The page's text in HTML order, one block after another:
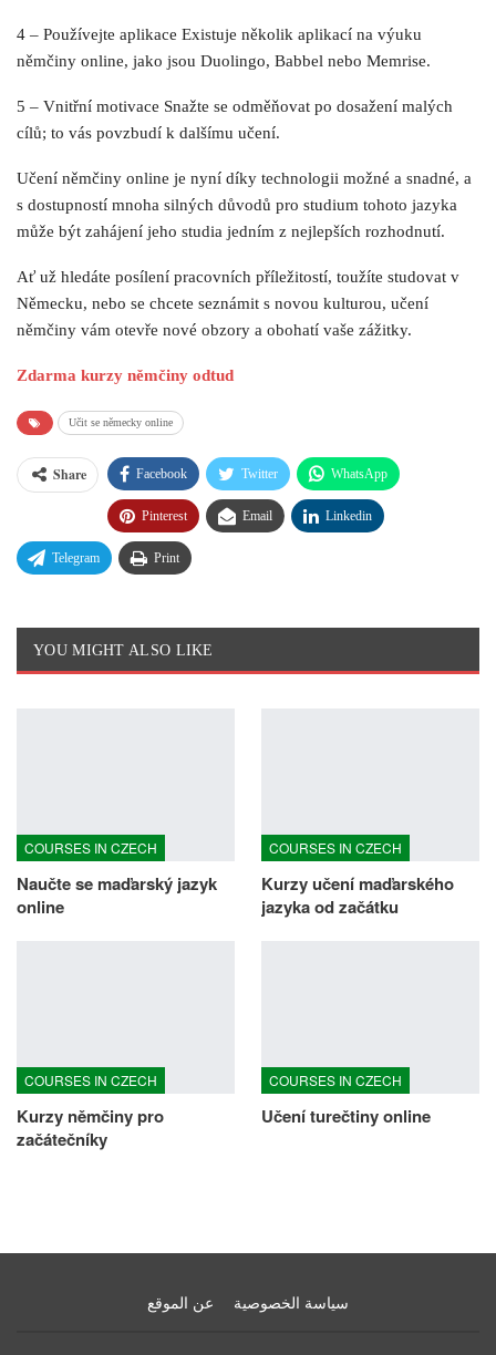
4 – Používejte aplikace Existuje několik aplikací na výuku
němčiny online, jako jsou Duolingo, Babbel nebo Memrise.
5 – Vnitřní motivace Snažte se odměňovat po dosažení malých
cílů; to vás povzbudí k dalšímu učení.
Učení němčiny online je nyní díky technologii možné a snadné, a
s dostupností mnoha silných důvodů pro studium tohoto jazyka
může být zahájení jeho studia jedním z nejlepších rozhodnutí.
Ať už hledáte posílení pracovních příležitostí, toužíte studovat v
Německu, nebo se chcete seznámit s novou kulturou, učení
němčiny vám otevře nové obzory a obohatí vaše zážitky.
Zdarma kurzy němčiny odtud
Učit se německy online
Share Facebook Twitter WhatsApp
Pinterest Email Linkedin
Telegram Print
YOU MIGHT ALSO LIKE
COURSES IN CZECH
Naučte se maďarský jazyk
online
COURSES IN CZECH
Kurzy učení maďarského
jazyka od začátku
COURSES IN CZECH
Kurzy němčiny pro
začátečníky
COURSES IN CZECH
Učení turečtiny online
عن الموقع سياسة الخصوصية